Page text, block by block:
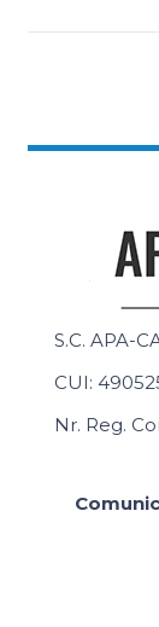
S.C. APA-
CUI:
Nr. Reg.